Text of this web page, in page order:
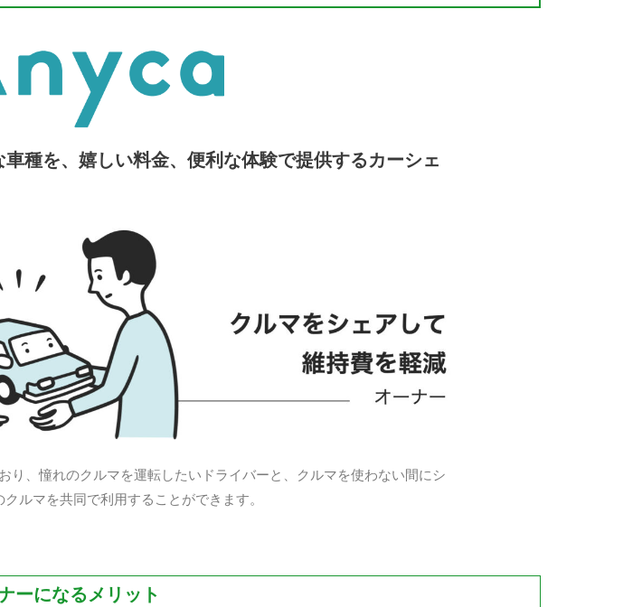
種を、嬉しい料金、便利な体験で提供するカーシェ
、憧れのクルマを運転したいドライバーと、クルマを使わない間にシ
ルマを共同で利用することができます。
ーになるメリット